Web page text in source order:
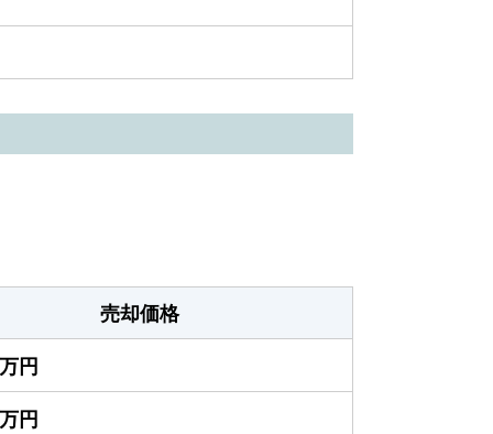
売却価格
円
円